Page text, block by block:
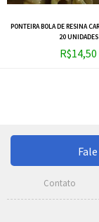
PONTEIRA BOLA DE RESINA
20 UNIDADES
R$14,50
Contato